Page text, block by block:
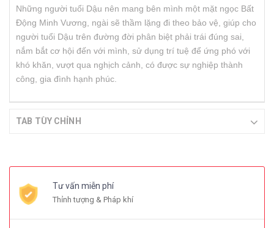
Những người tuổi Dậu nên mang bên mình một mặt ngọc Bất
Động Minh Vương, ngài sẽ thầm lặng đi theo bảo vệ, giúp cho
người tuổi Dậu trên đường đời phân biệt phải trái đúng sai,
nắm bắt cơ hội đến với mình, sử dụng trí tuệ để ứng phó với
khó khăn, vượt qua nghịch cảnh, có được sự nghiệp thành
công, gia đình hạnh phúc.
TAB TÙY CHỈNH
Tư vấn miễn phí
Thỉnh tượng & Pháp khí